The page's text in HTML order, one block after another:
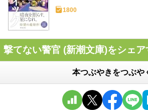
1800
撃てない警官 (新潮文庫)をシェア
本つぶやきをつぶや